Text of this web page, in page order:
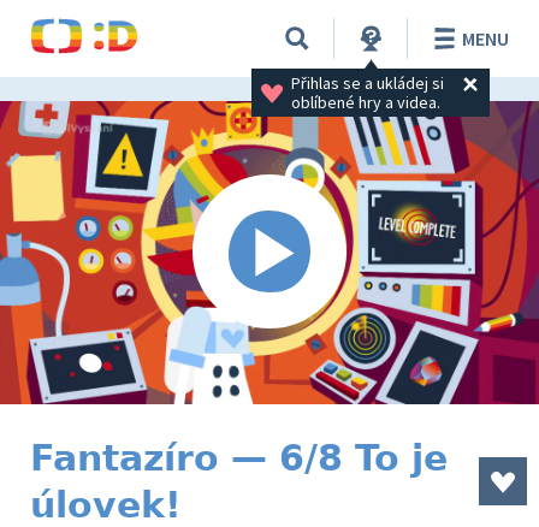
Přihlas se a ukládej si
oblíbené hry a videa.
MENU
Fantazíro — 6/8 To je
úlovek!